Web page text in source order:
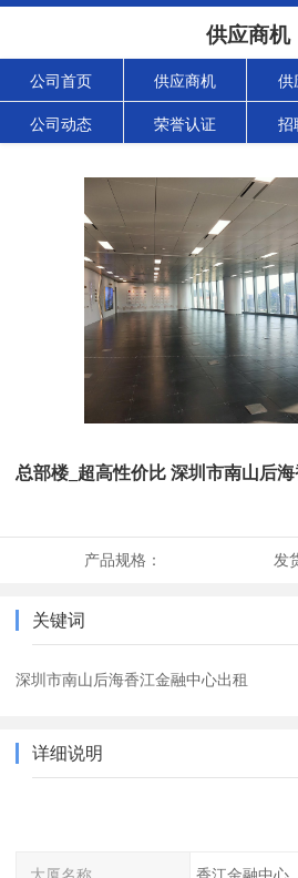
供应商机
公司首页 供应商机 供
公司动态 荣誉认证 招
总部楼_超高性价比 深圳市南山后
产品规格： 发
关键词
深圳市南山后海香江金融中心出租
详细说明